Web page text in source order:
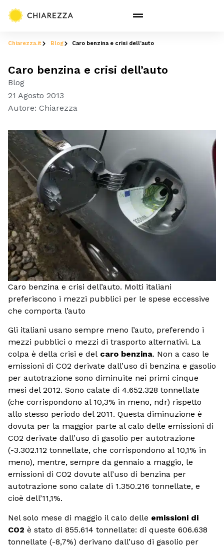
Chiarezza.it Blog Caro benzina e crisi dell’auto
Caro benzina e crisi dell’auto
Blog
21 Agosto 2013
Autore: Chiarezza
Caro benzina e crisi dell’auto. Molti italiani
preferiscono i mezzi pubblici per le spese eccessive
che comporta l’auto
Gli italiani usano sempre meno l’auto, preferendo i
mezzi pubblici o mezzi di trasporto alternativi. La
colpa è della crisi e del caro benzina. Non a caso le
emissioni di CO2 derivate dall’uso di benzina e gasolio
per autotrazione sono diminuite nei primi cinque
mesi del 2012. Sono calate di 4.652.328 tonnellate
(che corrispondono al 10,3% in meno, ndr) rispetto
allo stesso periodo del 2011. Questa diminuzione è
dovuta per la maggior parte al calo delle emissioni di
CO2 derivate dall’uso di gasolio per autotrazione
(-3.302.112 tonnellate, che corrispondono al 10,1% in
meno), mentre, sempre da gennaio a maggio, le
emissioni di CO2 dovute all’uso di benzina per
autotrazione sono calate di 1.350.216 tonnellate, e
cioè dell’11,1%.
Nel solo mese di maggio il calo delle emissioni di
CO2 è stato di 855.614 tonnellate: di queste 606.638
tonnellate (-8,7%) derivano dall’uso di gasolio per